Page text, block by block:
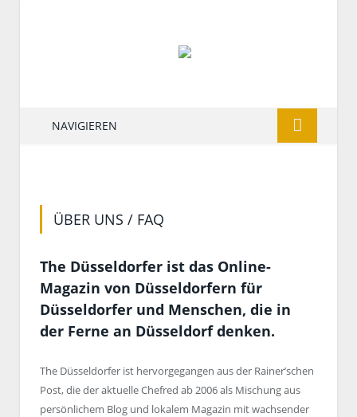
NAVIGIEREN
ÜBER UNS / FAQ
The Düsseldorfer ist das Online-
Magazin von Düsseldorfern für
Düsseldorfer und Menschen, die in
der Ferne an Düsseldorf denken.
The Düsseldorfer ist hervorgegangen aus der Rainer’schen
Post, die der aktuelle Chefred ab 2006 als Mischung aus
persönlichem Blog und lokalem Magazin mit wachsender